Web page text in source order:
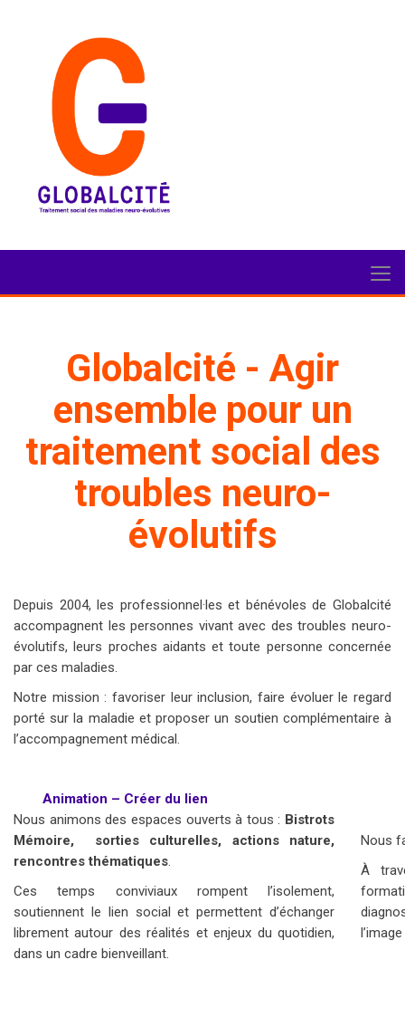
Globalcité - Agir
ensemble pour un
traitement social des
troubles neuro-
évolutifs
Depuis 2004, les professionnel·les et bénévoles de Globalcité
accompagnent les personnes vivant avec des troubles neuro-
évolutifs, leurs proches aidants et toute personne concernée
par ces maladies.
Notre mission : favoriser leur inclusion, faire évoluer le regard
porté sur la maladie et proposer un soutien complémentaire à
l’accompagnement médical.
Animation – Créer du lien
Nous animons des espaces ouverts à tous : Bistrots
Mémoire, sorties culturelles, actions nature,
rencontres thématiques.
Ces temps conviviaux rompent l’isolement,
soutiennent le lien social et permettent d’échanger
librement autour des réalités et enjeux du quotidien,
dans un cadre bienveillant.
Nous
À